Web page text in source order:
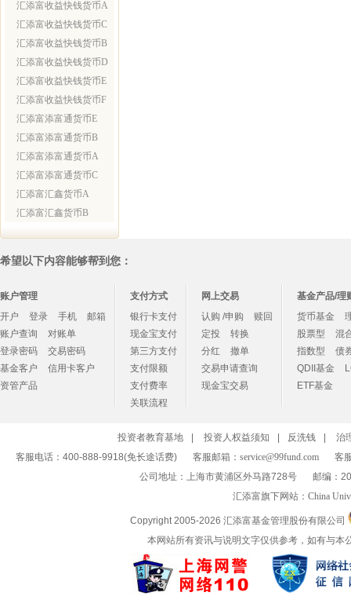
汇添富收益快钱货币A
汇添富收益快钱货币C
汇添富收益快钱货币B
汇添富收益快钱货币D
汇添富收益快钱货币E
汇添富收益快钱货币F
汇添富添富通货币E
汇添富添富通货币B
汇添富添富通货币A
汇添富添富通货币C
汇添富汇鑫货币A
汇添富汇鑫货币B
希望以下内容能够帮到您：
账户管理
开户
登录 手机
邮箱
账户查询
对账单
登录密码
交易密码
基金客户
信用卡客户
资管产品
支付方式
银行卡支付
现金宝支付
第三方支付
支付限额
支付费率
关联流程
网上交易
认购 /申购
赎回
定投
转换
分红
撤单
交易申请查询
现金宝交易
基金产品/理
货币基金
股票型
混
指数型
债
QDII基金
ETF基金
投资者教育基地 投资人权益须知 反洗钱
治
客服电话：400-888-9918(免长途话费)
客服邮箱： service@99fund.com
客
公司地址：上海市黄浦区外马路728号
邮编：
汇添富旗下网站： China
Copyright 2005-2026 汇添富基金管理股份有限公司
本网站所有资讯与说明文字仅供参考，如有与本